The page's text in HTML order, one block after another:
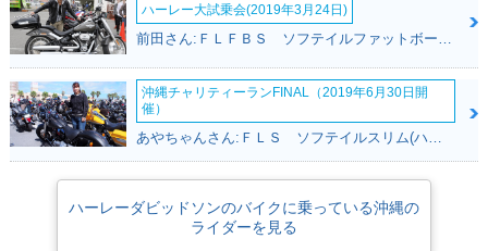
ハーレー大試乗会(2019年3月24日)
沖縄チャリティーランFINAL（2019年6月30日開
催）
あやちゃんさん:ＦＬＳ ソフテイルスリム(ハーレーダビッドソン)
ハーレーダビッドソンのバイクに乗っている沖縄の
ライダーを見る